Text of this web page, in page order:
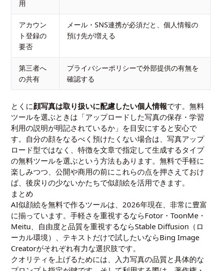
用
アカウン
ト登録の
要否
メール・SNS連携が必須だと、個人情報の
預け先が増える
第三者へ
の共有
プライバシーポリシーで外部提供の有無を
確認する
とくに顔写真は取り扱いに配慮したい個人情報です。無料
ツールを選ぶときは「アップロードした写真の保存・学習
利用の説明が明記されているか」を目安にすると安心で
す。自分の顔をなるべく預けたくない場合は、写真アップ
ロード型ではなく、特徴を文章で指定して生成するタイプ
の無料ツールを選ぶという方法もあります。無料で手軽に
楽しみつつ、公開や商用の前にこれらの点を押さえておけ
ば、後戻りの少ないかたちで似顔絵を活用できます。
まとめ
AI似顔絵を無料で作るツールは、2026年現在、非常に豊富
に揃っています。手軽さを重視するならFotor・ToonMe・
Meitu、自由度と品質を重視するならStable Diffusion（ロ
ーカル環境）、テキストだけで試したいならBing Image
Creatorがそれぞれ有力な選択肢です。
クオリティを上げるためには、入力写真の品質と具体的な